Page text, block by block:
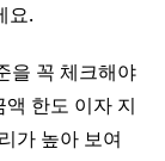
요.
을 꼭 체크해야
한도 이자 지
가 높아 보여